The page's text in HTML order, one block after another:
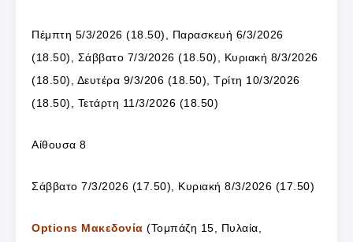
Πέμπτη 5/3/2026 (18.50), Παρασκευή 6/3/2026
(18.50), Σάββατο 7/3/2026 (18.50), Κυριακή 8/3/2026
(18.50), Δευτέρα 9/3/206 (18.50), Τρίτη 10/3/2026
(18.50), Τετάρτη 11/3/2026 (18.50)
Αίθουσα 8
Σάββατο 7/3/2026 (17.50), Κυριακή 8/3/2026 (17.50)
Options Μακεδονία (Τομπάζη 15, Πυλαία,